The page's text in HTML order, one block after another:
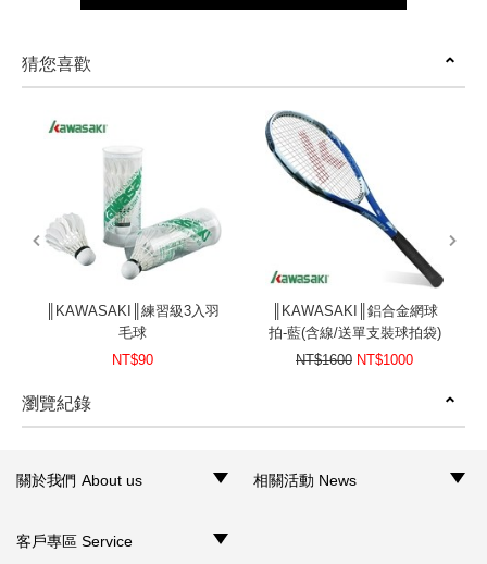
猜您喜歡
║KAWASAKI║練習級3入羽
毛球
NT$90
║KAWASAKI║鋁合金網球
拍-藍(含線/送單支裝球拍袋)
NT$1600 NT$1000
prev
瀏覽紀錄
prev
next
關於我們 About us 相關活動 News
客戶專區 Service